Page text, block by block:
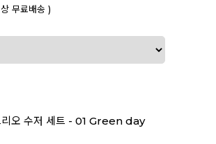
무료배송 )
리오 수저 세트 - 01 Green day